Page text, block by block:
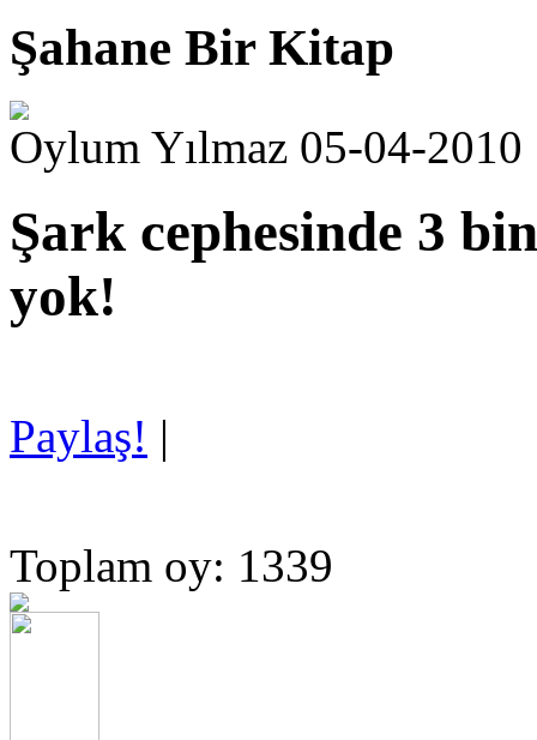
Şahane Bir Kitap
Oylum Yılmaz 05-04-2010
Şark cephesinde 3
yok!
Paylaş! |
Toplam oy: 1339